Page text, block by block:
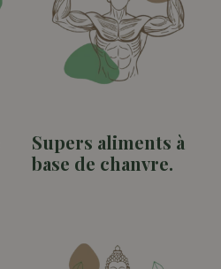
Supers aliments à
base de chanvre.